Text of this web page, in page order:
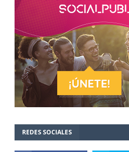
REDES SOCIALES